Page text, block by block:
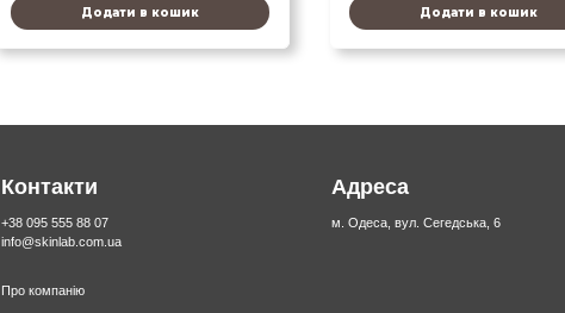
Додати в кошик Додати в кошик
Контакти
+38 095 555 88 07
info@skinlab.com.ua
Про компанію
Адреса
м. Одеса, вул. Сегедська, 6